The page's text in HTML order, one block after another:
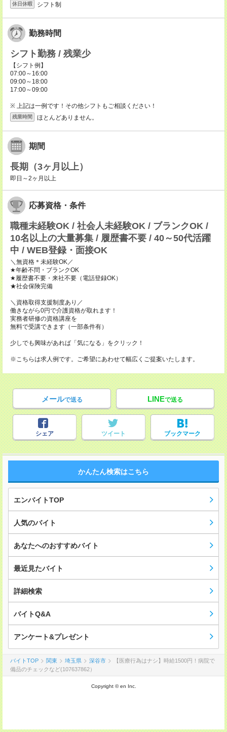
休日休暇 シフト制
勤務時間
シフト勤務 / 残業少
【シフト例】
07:00～16:00
09:00～18:00
17:00～09:00
※ 上記は一例です！その他シフトもご相談ください！
残業時間 ほとんどありません。
期間
長期（3ヶ月以上）
即日～2ヶ月以上
応募資格・条件
職種未経験OK / 社会人未経験OK / ブランクOK /
10名以上の大量募集 / 履歴書不要 / 40～50代活躍
中 / WEB登録・面接OK
＼無資格＊未経験OK／
★年齢不問・ブランクOK
★履歴書不要・来社不要（電話登録OK）
★社会保険完備
＼資格取得支援制度あり／
働きながら0円で介護資格が取れます！
実務者研修の資格講座を
無料で受講できます（一部条件有）
少しでも興味があれば「気になる」をクリック！
※こちらは求人例です。ご希望にあわせて幅広くご提案いたします。
メールで送る LINEで送る
シェア ツイート ブックマーク
かんたん検索はこちら
エンバイトTOP
人気のバイト
あなたへのおすすめバイト
最近見たバイト
詳細検索
バイトQ&A
アンケート&プレゼント
バイトTOP 関東 埼玉県 深谷市
【医療行為はナシ】時給1500円！病院で
備品のチェックなど(107637862）
Copyright © en Inc.